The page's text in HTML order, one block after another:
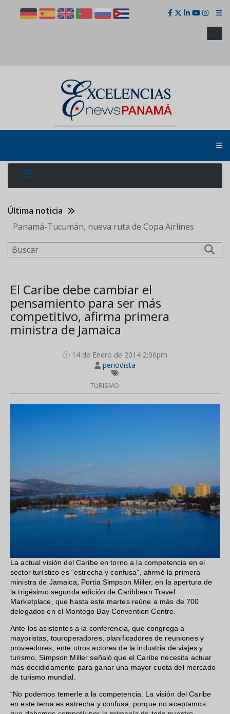
Última noticia
Panamá-Tucumán, nueva ruta de Copa Airlines
Buscar
El Caribe debe cambiar el
pensamiento para ser más
competitivo, afirma primera
ministra de Jamaica
14 de Enero de 2014 2:06pm
periodista
TURISMO
La actual visión del Caribe en torno a la competencia en el
sector turístico es “estrecha y confusa”, afirmó la primera
ministra de Jamaica, Portia Simpson Miller, en la apertura de
la trigésimo segunda edición de Caribbean Travel
Marketplace, que hasta este martes reúne a más de 700
delegados en el Montego Bay Convention Centre.
Ante los asistentes a la conferencia, que congrega a
mayoristas, touroperadores, planificadores de reuniones y
proveedores, ente otros actores de la industria de viajes y
turismo, Simpson Miller señaló que el Caribe necesita actuar
más decididamente para ganar una mayor cuota del mercado
de turismo mundial.
“No podemos temerle a la competencia. La visión del Caribe
en este tema es estrecha y confusa, porque no aceptamos